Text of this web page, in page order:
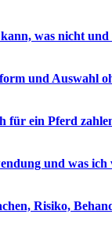
was nicht
und Auswahl
für ein Pferd
und was ich
Risiko,